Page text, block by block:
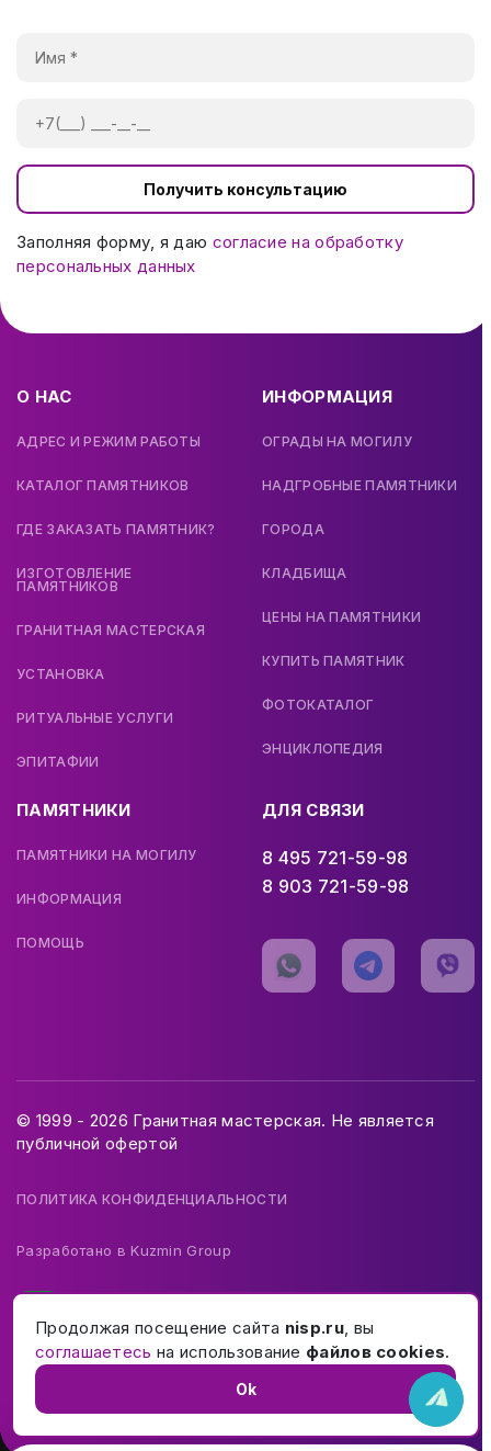
Получить консультацию
Заполняя форму, я даю согласие на обработку
персональных данных
О НАС
АДРЕС И РЕЖИМ РАБОТЫ
КАТАЛОГ ПАМЯТНИКОВ
ГДЕ ЗАКАЗАТЬ ПАМЯТНИК?
ИЗГОТОВЛЕНИЕ
ПАМЯТНИКОВ
ГРАНИТНАЯ МАСТЕРСКАЯ
УСТАНОВКА
РИТУАЛЬНЫЕ УСЛУГИ
ЭПИТАФИИ
ИНФОРМАЦИЯ
ОГРАДЫ НА МОГИЛУ
НАДГРОБНЫЕ ПАМЯТНИКИ
ГОРОДА
КЛАДБИЩА
ЦЕНЫ НА ПАМЯТНИКИ
КУПИТЬ ПАМЯТНИК
ФОТОКАТАЛОГ
ЭНЦИКЛОПЕДИЯ
ПАМЯТНИКИ
ПАМЯТНИКИ НА МОГИЛУ
ИНФОРМАЦИЯ
ПОМОЩЬ
ДЛЯ СВЯЗИ
8 495 721-59-98
8 903 721-59-98
© 1999 - 2026 Гранитная мастерская. Не является
публичной офертой
ПОЛИТИКА КОНФИДЕНЦИАЛЬНОСТИ
Разработано вKuzmin Group
Продолжая посещение сайта nisp.ru, вы
соглашаетесь на использование файлов cookies.
Ok